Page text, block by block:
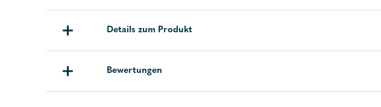
Details zum Produkt
Bewertungen